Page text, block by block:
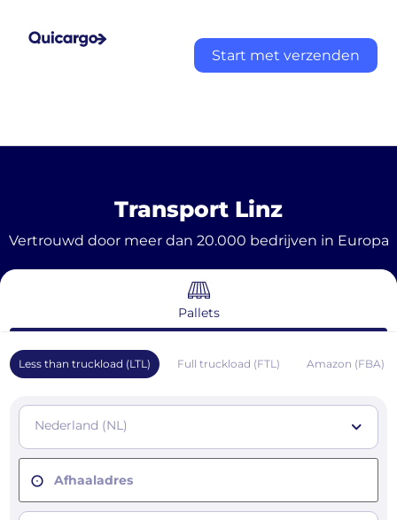
Start met verzenden
Transport Linz
Vertrouwd door meer dan 20.000 bedrijven in Europa
Pallets
Less than truckload (LTL) Full truckload (FTL) Amazon (FBA)
Nederland (NL)
Afhaaladres